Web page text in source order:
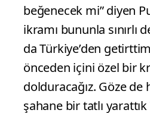
beğenecek mi” diyen
ikramı bununla sınırlı
da Türkiye’den
önceden içini özel bir
dolduracağız. Göze de
şahane bir tatlı